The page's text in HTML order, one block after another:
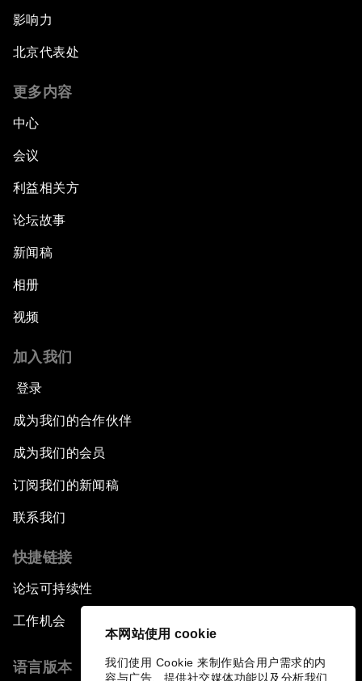
本网站使用 cookie
我们使用 Cookie 来制作贴合用户需求的内
容与广告、提供社交媒体功能以及分析我们
影响力
北京代表处
更多内容
中心
会议
利益相关方
论坛故事
新闻稿
相册
视频
加入我们
登录
成为我们的合作伙伴
成为我们的会员
订阅我们的新闻稿
联系我们
快捷链接
论坛可持续性
工作机会
语言版本